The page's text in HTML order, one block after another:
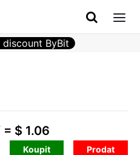
discount ByBit
= $ 1.06
Koupit Prodat